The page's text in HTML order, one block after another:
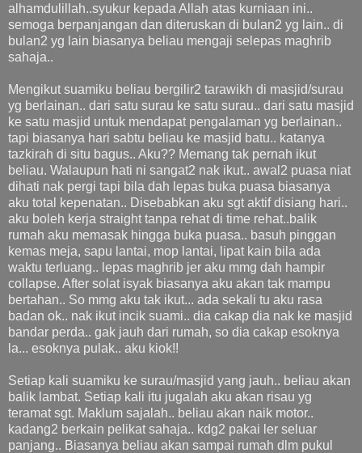
alhamdulillah..syukur kepada Allah atas kurniaan ini..
semoga berpanjangan dan diteruskan di bulan2 yg lain.. di
bulan2 yg lain biasanya beliau mengaji selepas maghrib
sahaja..
Mengikut suamiku beliau bergilir2 tarawikh di masjid/surau
yg berlainan.. dari satu surau ke satu surau.. dari satu masjid
ke satu masjid untuk mendapat pengalaman yg berlainan..
tapi biasanya hari sabtu beliau ke masjid batu.. katanya
tazkirah di situ bagus.. Aku?? Memang tak pernah ikut
beliau. Walaupun hati ni sangat2 nak ikut.. awal2 puasa niat
dihati nak pergi tapi bila dah lepas buka puasa biasanya
aku total kepenatan.. Disebabkan aku sgt aktif disiang hari..
aku boleh kerja straight tanpa rehat di time rehat..balik
rumah aku memasak hingga buka puasa.. basuh pinggan
kemas meja, sapu lantai, mop lantai, lipat kain bila ada
waktu terluang.. lepas maghrib jer aku mmg dah hampir
collapse. After solat isyak biasanya aku akan tak mampu
bertahan.. So mmg aku tak ikut... ada sekali tu aku rasa
badan ok.. nak ikut incik suami.. dia cakap dia nak ke masjid
bandar perda.. gak jauh dari rumah, so dia cakap esoknya
la... esoknya pulak.. aku kiok!!
Setiap kali suamiku ke surau/masjid yang jauh.. beliau akan
balik lambat. Setiap kali itu jugalah aku akan risau yg
teramat sgt. Maklum sajalah.. beliau akan naik motor..
kadang2 berkain pelikat sahaja.. kdg2 pakai ler seluar
panjang.. Biasanya beliau akan sampai rumah dlm pukul